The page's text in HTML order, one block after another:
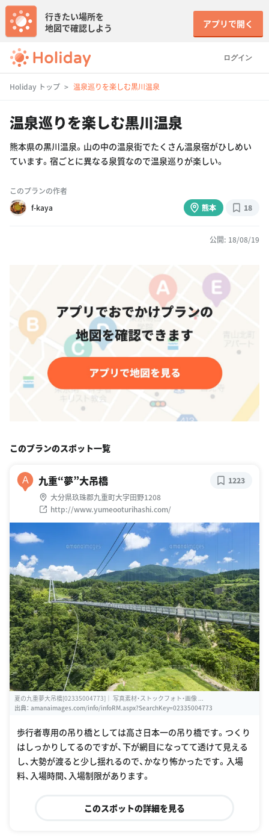
ログイン
行きたい場所を
地図で確認しよう
アプリで開く
Holiday トップ 温泉巡りを楽しむ黒川温泉
温泉巡りを楽しむ黒川温泉
熊本県の黒川温泉。山の中の温泉街でたくさん温泉宿がひしめい
ています。宿ごとに異なる泉質なので温泉巡りが楽しい。
このプランの作者
f-kaya
熊本 18
公開: 18/08/19
このプランのスポット一覧
A 九重“夢”大吊橋
大分県玖珠郡九重町大字田野1208
http://www.yumeooturihashi.com/
1223
夏の九重夢大吊橋[02335004773]｜ 写真素材・ストックフォト・画像 ...
出典： amanaimages.com/info/infoRM.aspx?SearchKey=02335004773
歩行者専用の吊り橋としては高さ日本一の吊り橋です。つくり
はしっかりしてるのですが、下が網目になってて透けて見える
し、大勢が渡ると少し揺れるので、かなり怖かったです。入場
料、入場時間、入場制限があります。
このスポットの詳細を見る